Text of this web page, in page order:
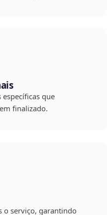
que
finalizado.
o serviço, garantindo